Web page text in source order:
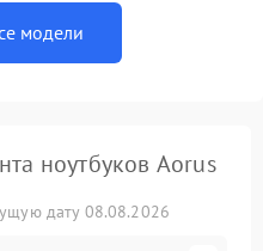
модели
ноутбуков Aorus
дату 08.08.2026